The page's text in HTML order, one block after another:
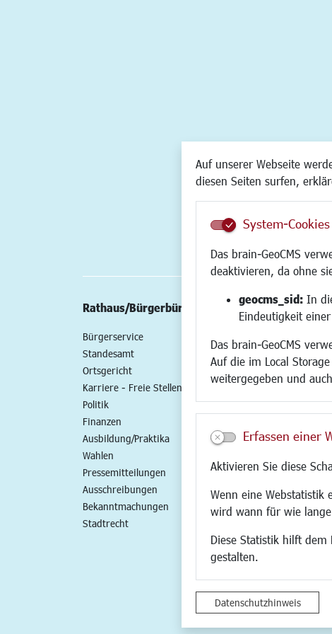
Auf unserer Webseite
diesen Seiten surfen,
System-Cookies
Das brain-GeoCMS
deaktivieren, da ohne
geocms_sid: In
Eindeutigkeit
Das brain-GeoCMS
Auf die im Local
weitergegeben und
Erfassen einer
Aktivieren Sie diese
Wenn eine Webstatistik
wird wann für wie
Diese Statistik hilft dem
gestalten.
Datenschutzhinweis
Rathaus/Bürgerbüro
Bürgerservice
Standesamt
Ortsgericht
Karriere - Freie Stellen
Politik
Finanzen
Ausbildung/Praktika
Wahlen
Pressemitteilungen
Ausschreibungen
Bekanntmachungen
Stadtrecht
Wirtschaft/
Gewerbeflächen und
Handel und
Fairer Handel
Netzwerke
Glasfaserausbau
Newsletter